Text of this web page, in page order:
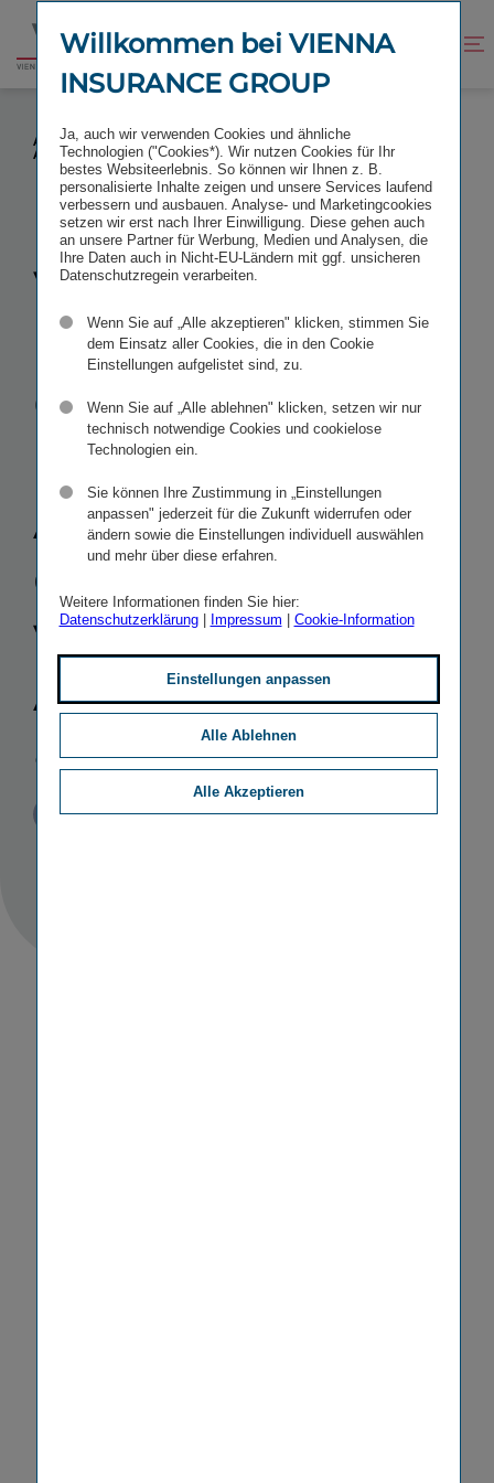
Inhalt
springen
Fußzeile
springen
Zur
Startseite
Kontrast
VIENNA INSURANCE GROUP IN UNGARN:
AKQUISITION DES LEBENSVERSICHERERS AXA
ABGESCHLOSSEN
Vienna
Insurance
Group in
Ungarn:
Akquisition
des Lebens­
ver­si­cherers
AXA
abgeschlossen
PR Veröffentlicht
03.06.2014 STICHWORTE
MERGERS & ACQUISITIONS
Willkommen bei VIENNA
INSURANCE GROUP
Ja, auch wir verwenden Cookies und ähnliche
Technologien ("Cookies*). Wir nutzen Cookies für Ihr
bestes Websiteerlebnis. So können wir Ihnen z. B.
personalisierte Inhalte zeigen und unsere Services laufend
verbessern und ausbauen. Analyse- und Marketingcookies
setzen wir erst nach Ihrer Einwilligung. Diese gehen auch
an unsere Partner für Werbung, Medien und Analysen, die
Ihre Daten auch in Nicht-EU-Ländern mit ggf. unsicheren
Datenschutzregein verarbeiten.
Wenn Sie auf „Alle akzeptieren" klicken, stimmen Sie
dem Einsatz aller Cookies, die in den Cookie
Einstellungen aufgelistet sind, zu.
Wenn Sie auf „Alle ablehnen" klicken, setzen wir nur
technisch notwendige Cookies und cookielose
Technologien ein.
Sie können Ihre Zustimmung in „Einstellungen
anpassen" jederzeit für die Zukunft widerrufen oder
ändern sowie die Einstellungen individuell auswählen
und mehr über diese erfahren.
Weitere Informationen finden Sie hier:
Datenschutzerklärung| Impressum Cookie-Information
Einstellungen anpassen
Alle Ablehnen
Alle Akzeptieren